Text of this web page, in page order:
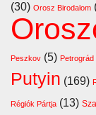
(30) Orosz Birodalom
Peszkov (5) Petrográd
Putyin (169)
Régiók Pártja (13)